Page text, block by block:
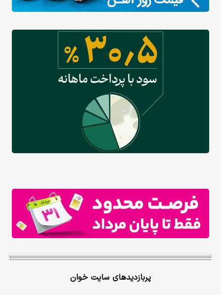
پربازدیدهای سایت خوان